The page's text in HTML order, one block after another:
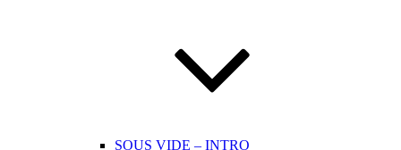
SOUS VIDE – INTRO